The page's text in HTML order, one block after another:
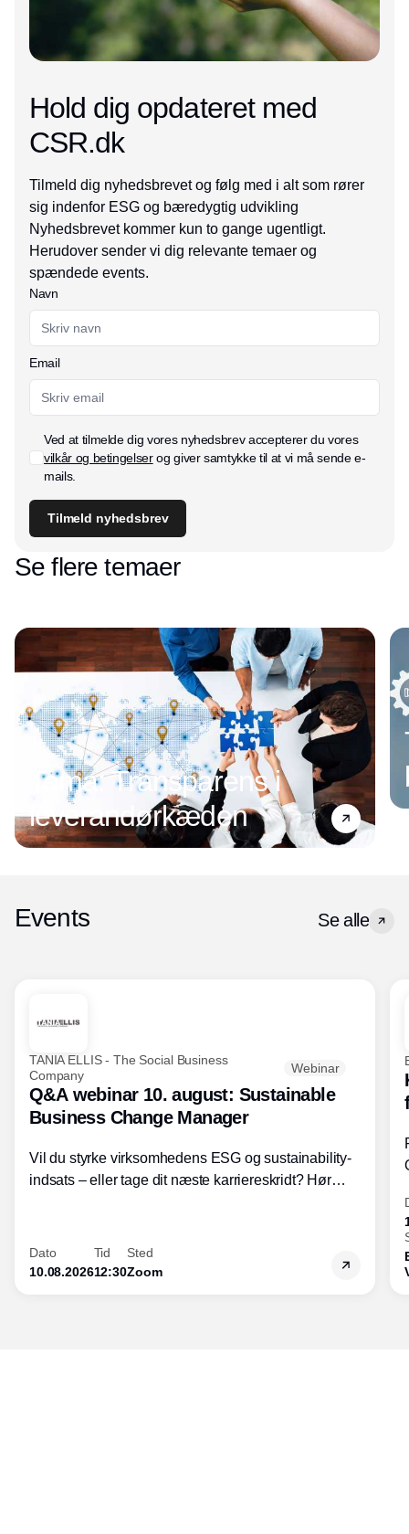
Hold dig opdateret med
CSR.dk
Tilmeld dig nyhedsbrevet og følg med i alt som rører
sig indenfor ESG og bæredygtig udvikling
Nyhedsbrevet kommer kun to gange ugentligt.
Herudover sender vi dig relevante temaer og
spændede events.
Navn
Email
Ved at tilmelde dig vores nyhedsbrev accepterer du vores
vilkår og betingelserog giver samtykke til at vi må sende e-
mails.
Tilmeld nyhedsbrev
Se flere temaer
Tema: Transparens i
leverandørkæden
Events Se alle
TANIA ELLIS - The Social Business
Company
Webinar
Q&A webinar 10. august: Sustainable
Business Change Manager
Vil du styrke virksomhedens ESG og sustainability-
indsats – eller tage dit næste karriereskridt? Hør
inden for bæredygtig forretningsudvikling - så du
skaber værdi for både samfund og bundlinje.
Dato
10.08.2026
Tid
12:30
Sted
Zoom